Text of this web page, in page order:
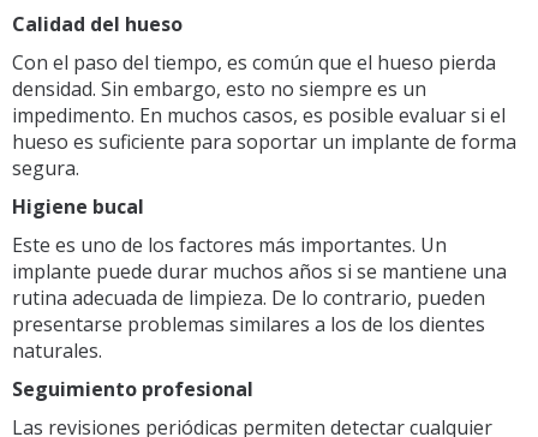
Calidad del hueso
Con el paso del tiempo, es común que el hueso pierda
densidad. Sin embargo, esto no siempre es un
impedimento. En muchos casos, es posible evaluar si el
hueso es suficiente para soportar un implante de forma
segura.
Higiene bucal
Este es uno de los factores más importantes. Un
implante puede durar muchos años si se mantiene una
rutina adecuada de limpieza. De lo contrario, pueden
presentarse problemas similares a los de los dientes
naturales.
Seguimiento profesional
Las revisiones periódicas permiten detectar cualquier